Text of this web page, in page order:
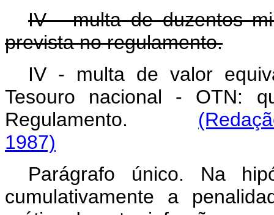
IV - multa de duzentos
prevista no regulamento.
IV - multa de valor
Tesouro nacional - OTN:
Regulamento.
1987)
Parágrafo único. Na
cumulativamente a